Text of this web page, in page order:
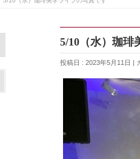
5/10（水）珈琲
投稿日 : 2023年5月11日 |